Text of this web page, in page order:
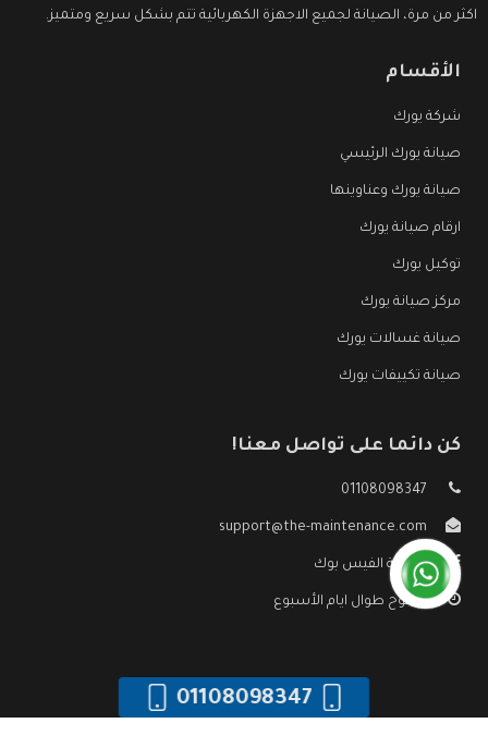
اكثر من مرة، الصيانة لجميع الاجهزة الكهربائية تتم بشكل سريع ومتميز.
الأقسام
شركة يورك
صيانة يورك الرئيسي
صيانة يورك وعناوينها
ارقام صيانة يورك
توكيل يورك
مركز صيانة يورك
صيانة غسالات يورك
صيانة تكييفات يورك
كن دائما على تواصل معنا!
01108098347
support@the-maintenance.com
صفحة الفيس بوك
مفتوح طوال ايام الأسبوع
01108098347